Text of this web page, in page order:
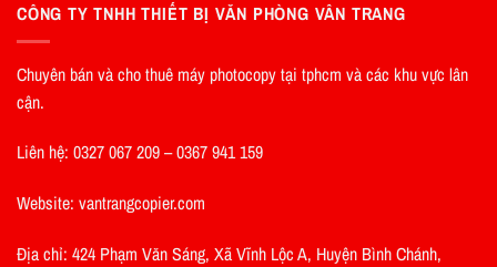
CÔNG TY TNHH THIẾT BỊ VĂN PHÒNG VÂN TRANG
Chuyên bán và cho thuê máy photocopy tại tphcm và các khu vực lân
cận.
Liên hệ: 0327 067 209 – 0367 941 159
Website: vantrangcopier.com
Địa chỉ: 424 Phạm Văn Sáng, Xã Vĩnh Lộc A, Huyện Bình Chánh,